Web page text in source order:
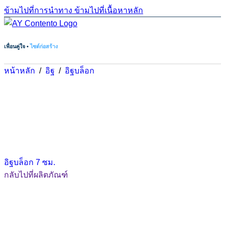
ข้ามไปที่การนำทาง ข้ามไปที่เนื้อหาหลัก
เพื่อนคู่ใจ • ไซต์ก่อสร้าง
หน้าหลัก / อิฐ / อิฐบล็อก
อิฐบล็อก 7 ซม.
กลับไปที่ผลิตภัณฑ์